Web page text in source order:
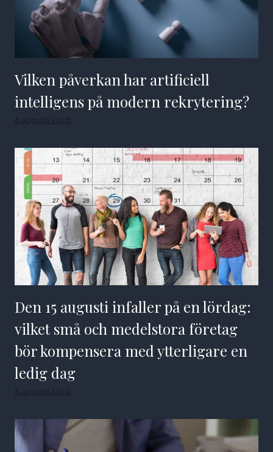
Vilken påverkan har artificiell
intelligens på modern rekrytering?
8 augusti 2026
Den 15 augusti infaller på en lördag:
vilket små och medelstora företag
bör kompensera med ytterligare en
ledig dag
8 augusti 2026